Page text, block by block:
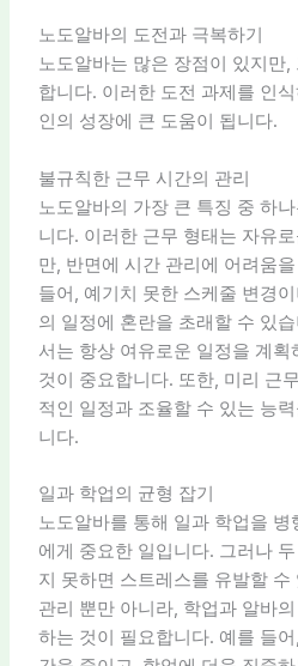
노도알바의 도전과 극복하기
노도알바는 많은 장점이 있지만,
합니다. 이러한 도전 과제를 인
인의 성장에 큰 도움이 됩니다.
불규칙한 근무 시간의 관리
노도알바의 가장 큰 특징 중 하
니다. 이러한 근무 형태는 자유
만, 반면에 시간 관리에 어려움
들어, 예기치 못한 스케줄 변경
의 일정에 혼란을 초래할 수 있
서는 항상 여유로운 일정을 계
것이 중요합니다. 또한, 미리 근
적인 일정과 조율할 수 있는 능
니다.
일과 학업의 균형 잡기
노도알바를 통해 일과 학업을
에게 중요한 일입니다. 그러나
지 못하면 스트레스를 유발할
관리 뿐만 아니라, 학업과 알바
하는 것이 필요합니다. 예를 들